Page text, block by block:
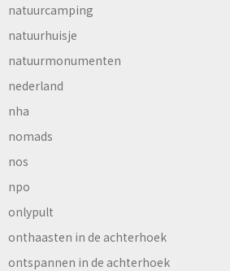
natuurcamping
natuurhuisje
natuurmonumenten
nederland
nha
nomads
nos
npo
onlypult
onthaasten in de achterhoek
ontspannen in de achterhoek